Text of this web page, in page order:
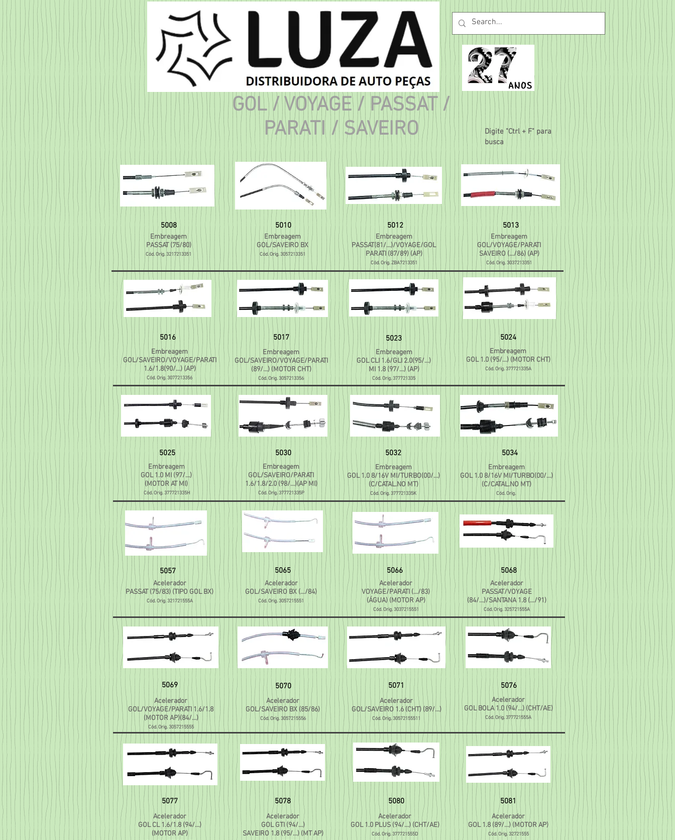
GOL / VOYAGE / PASSAT /
PARATI / SAVEIRO
Digite "Ctrl + F" para
busca
5008
Embreagem
PASSAT (75/80)
Cód. Orig. 3217213351
5010
Embreagem
GOL/SAVEIRO BX
Cód. Orig. 3057213351
5012
Embreagem
PASSAT(81/...)/VOYAGE/GOL
PARATI (87/89) (AP)
Cód. Orig. ZBA7213351
5013
Embreagem
GOL/VOYAGE/PARATI
SAVEIRO (.../86) (AP)
Cód. Orig. 3037213351
5016
Embreagem
GOL/SAVEIRO/VOYAGE/PARATI
1.6/1.8(90/...) (AP)
Cód. Orig. 3077213356
5017
Embreagem
GOL/SAVEIRO/VOYAGE/PARATI
(89/...) (MOTOR CHT)
Cód. Orig. 3057213356
5023
Embreagem
GOL CLI 1.6/GLI 2.0(95/...)
MI 1.8 (97/...) (AP)
Cód. Orig. 377721335
5024
Embreagem
GOL 1.0 (95/...) (MOTOR CHT)
Cód. Orig. 377721335A
5025
Embreagem
GOL 1.0 MI (97/...)
(MOTOR AT MI)
Cód. Orig. 377721335H
5030
Embreagem
GOL/SAVEIRO/PARATI
1.6/1.8/2.0 (98/...)(AP MI)
Cód. Orig. 377721335P
5032
Embreagem
GOL 1.0 8/16V MI/TURBO(00/...)
(C/CATAL.NO MT)
Cód. Orig. 377721335K
5034
Embreagem
GOL 1.0 8/16V MI/TURBO(00/...)
(C/CATAL.NO MT)
Cód. Orig.
5057
Acelerador
PASSAT (75/83) (TIPO GOL BX)
Cód. Orig. 321721555A
5065
Acelerador
GOL/SAVEIRO BX (.../84)
Cód. Orig. 3057215551
5066
Acelerador
VOYAGE/PARATI (.../83)
(ÁGUA) (MOTOR AP)
Cód. Orig. 3037215551
5068
Acelerador
PASSAT/VOYAGE
(84/...)/SANTANA 1.8 (.../91)
Cód. Orig. 325721555A
5069
Acelerador
GOL/VOYAGE/PARATI 1.6/1.8
(MOTOR AP)(84/...)
Cód. Orig. 3057215555
5070
Acelerador
GOL/SAVEIRO BX (85/86)
Cód. Orig. 3057215556
5071
Acelerador
GOL/SAVEIRO 1.6 (CHT) (89/...)
Cód. Orig. 30572155511
5076
Acelerador
GOL BOLA 1.0 (94/...) (CHT/AE)
Cód. Orig. 377721555A
5077
Acelerador
GOL CL 1.6/1.8 (94/...)
(MOTOR AP)
5078
Acelerador
GOL GTI (94/...)
SAVEIRO 1.8 (95/...) (MT AP)
5080
Acelerador
GOL 1.0 PLUS (94/...) (CHT/AE)
Cód. Orig. 377721555D
5081
Acelerador
GOL 1.8 (89/...) (MOTOR AP)
Cód. Orig. 32721555